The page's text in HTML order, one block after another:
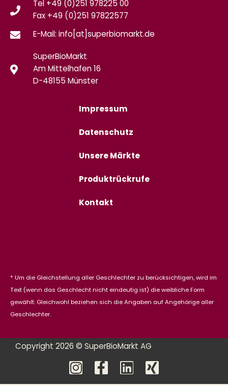
Tel +49 (0)251 978225 00
Fax +49 (0)251 97822577
E-Mail: info[at]superbiomarkt.de
SuperBioMarkt
Am Mittelhafen 16
D-48155 Münster
Impressum
Datenschutz
Unsere Märkte
Produktrückrufe
Kontakt
* Um die Gleichstellung aller Geschlechter zu berücksichtigen, wird im
Text (wenn das Geschlecht nicht eindeutig ist) die weibliche Form
gewählt. Gleichwohl beziehen sich die Angaben auf Angehörige aller
Geschlechter.
Copyright 2026 © SuperBioMarkt AG